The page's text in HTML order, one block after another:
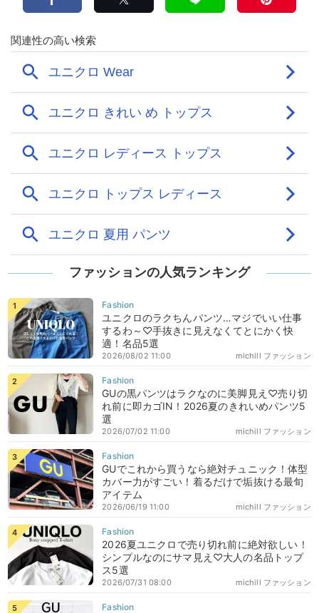
ファッションの人気ランキング
ユニクロのラクちんパンツ…マジでいい仕事
するわ～♡手抜きに見えなくてとにかく快
適！名品5選
michill ファッション
2026/08/02 11:00
GUの黒パンツはラクなのに美脚見え♡売り切
れ前に即カゴIN！2026夏のきれいめパンツ5
選
michill ファッション
2026/07/02 11:00
GUでこれから買うなら絶対チュニック！体型
カバー力がすごい！着るだけで垢抜ける最旬
アイテム
michill ファッション
2026/06/19 11:00
2026夏ユニクロで売り切れ前に絶対欲しい！
シンプルなのにサマ見え♡大人の名品トップ
ス5選
michill ファッション
2026/07/31 08:00